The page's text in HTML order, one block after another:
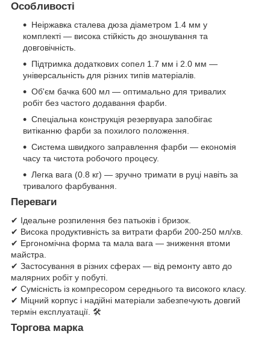
Особливості
Неіржавка сталева дюза діаметром 1.4 мм у
комплекті — висока стійкість до зношування та
довговічність.
Підтримка додаткових сопел 1.7 мм і 2.0 мм —
універсальність для різних типів матеріалів.
Об'єм бачка 600 мл — оптимально для тривалих
робіт без частого додавання фарби.
Спеціальна конструкція резервуара запобігає
витіканню фарби за похилого положення.
Система швидкого заправлення фарби — економія
часу та чистота робочого процесу.
Легка вага (0.8 кг) — зручно тримати в руці навіть за
тривалого фарбування.
Переваги
✔ Ідеальне розпилення без патьоків і бризок.
✔ Висока продуктивність за витрати фарби 200-250 мл/хв.
✔ Ергономічна форма та мала вага — зниження втоми
майстра.
✔ Застосування в різних сферах — від ремонту авто до
малярних робіт у побуті.
✔ Сумісність із компресором середнього та високого класу.
✔ Міцний корпус і надійні матеріали забезпечують довгий
термін експлуатації. 🛠️
Торгова марка